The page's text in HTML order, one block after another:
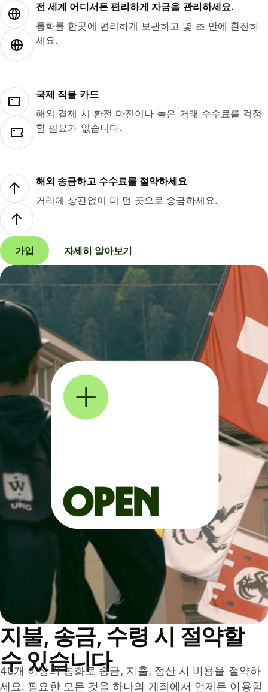
전 세계 어디서든 편리하게 자금을 관리하세요.
통화를 한곳에 편리하게 보관하고 몇 초 만에 환전하
세요.
국제 직불 카드
해외 결제 시 환전 마진이나 높은 거래 수수료를 걱정
할 필요가 없습니다.
해외 송금하고 수수료를 절약하세요
거리에 상관없이 더 먼 곳으로 송금하세요.
가입 자세히 알아보기
지불, 송금, 수령 시 절약할
수 있습니다
40개 이상의 통화로 송금, 지출, 정산 시 비용을 절약하
세요. 필요한 모든 것을 하나의 계좌에서 언제든 이용할